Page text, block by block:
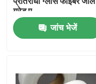
ग्रेड ए
जांच भेजें